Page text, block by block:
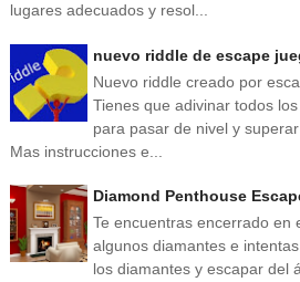
lugares adecuados y resol...
nuevo riddle de escape
Nuevo riddle creado por
Tienes que adivinar todos
para pasar de nivel y superar
Mas instrucciones e...
Diamond Penthouse
Te encuentras encerrado en
algunos diamantes e
los diamantes y escapar del